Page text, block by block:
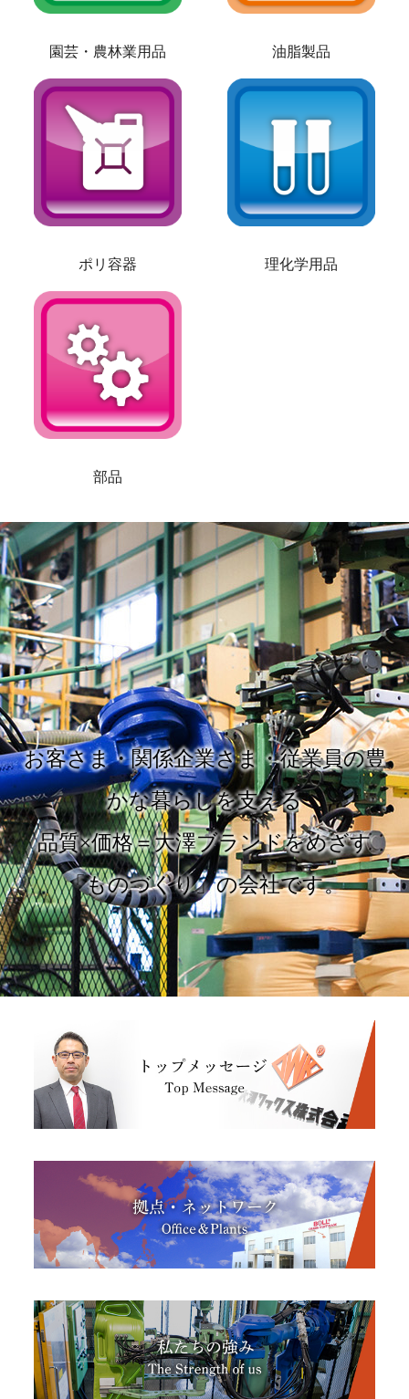
園芸・農林業用品 油脂製品
ポリ容器 理化学用品
部品
お客さま・関係企業さま・従業員の豊
かな暮らしを支える
品質×価格＝大澤ブランドをめざす
「ものづくり」の会社です。